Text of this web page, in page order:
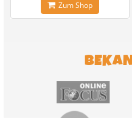
Zum Shop